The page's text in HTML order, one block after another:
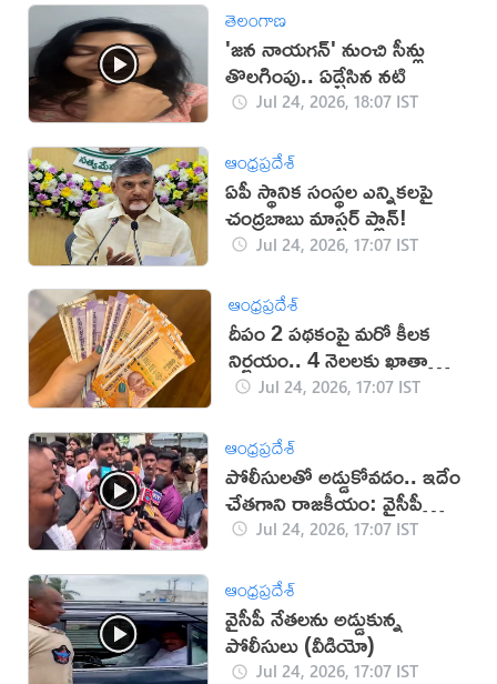
తెలంగాణ
'జన నాయగన్' నుంచి సీన్లు
తొలగింపు.. ఏడ్చేసిన నటి
Jul 24, 2026, 18:07 IST
ఆంధ్రప్రదేశ్
ఏపీ స్థానిక సంస్థల ఎన్నికలపై
చంద్రబాబు మాస్టర్ ప్లాన్!
Jul 24, 2026, 17:07 IST
ఆంధ్రప్రదేశ్
దీపం 2 పథకంపై మరో కీలక
నిర్ణయం.. 4 నెలలకు ఖాతాల్లోకి
డబ్బులుJul 24, 2026, 17:07 IST
ఆంధ్రప్రదేశ్
పోలీసులతో అడ్డుకోవడం.. ఇదేం
చేతగాని రాజకీయం: వైసీపీ
ట్వీట్Jul 24, 2026, 17:07 IST
ఆంధ్రప్రదేశ్
వైసీపీ నేతలను అడ్డుకున్న
పోలీసులు (వీడియో)
Jul 24, 2026, 17:07 IST